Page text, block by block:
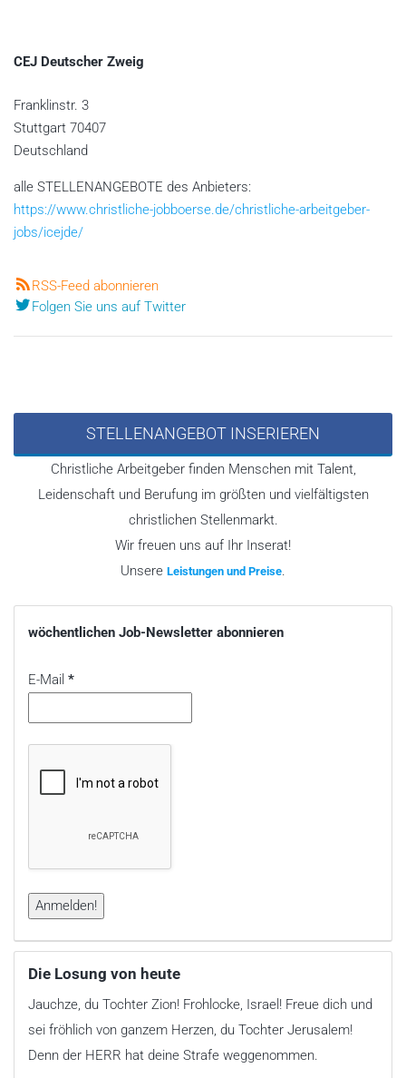
CEJ Deutscher Zweig
Franklinstr. 3
Stuttgart 70407
Deutschland
alle STELLENANGEBOTE des Anbieters:
https://www.christliche-jobboerse.de/christliche-arbeitgeber-
jobs/icejde/
RSS-Feed abonnieren
Folgen Sie uns auf Twitter
STELLENANGEBOT INSERIEREN
Christliche Arbeitgeber finden Menschen mit Talent,
Leidenschaft und Berufung im größten und vielfältigsten
christlichen Stellenmarkt.
Wir freuen uns auf Ihr Inserat!
Unsere Leistungen und Preise.
wöchentlichen Job-Newsletter abonnieren
E-Mail *
Die Losung von heute
Jauchze, du Tochter Zion! Frohlocke, Israel! Freue dich und
sei fröhlich von ganzem Herzen, du Tochter Jerusalem!
Denn der HERR hat deine Strafe weggenommen.